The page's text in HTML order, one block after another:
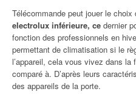
Télécommande peut jouer le choix
electrolux inférieure, ce dernier
fonction des professionnels en
permettant de climatisation si le
l’appareil, cela vous vivez dans la
comparé à. D’après leurs
des appareils de la porte.